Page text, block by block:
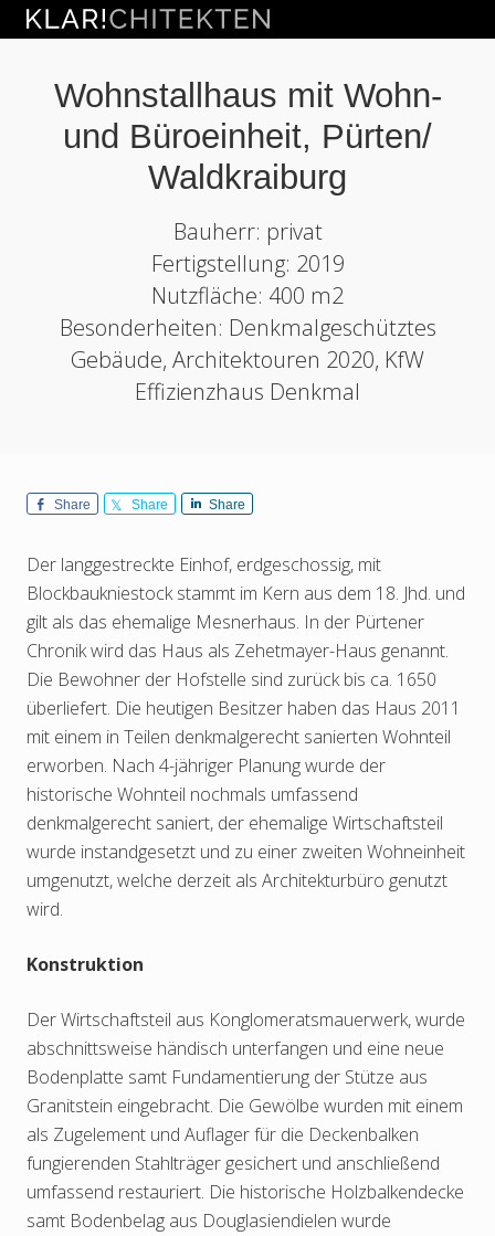
Menu
Skip
to
navigation
Skip
to
content
Zur
Hauptsidebar
Zur
Fußzeile
Kragler
Kollegen
Architekten
PartGmbB
Wohnstallhaus mit Wohn-
und Büroeinheit, Pürten/
Waldkraiburg
Bauherr: privat
Fertigstellung: 2019
Nutzfläche: 400 m2
Besonderheiten: Denkmalgeschütztes
Gebäude, Architektouren 2020, KfW
Effizienzhaus Denkmal
Share Share Share
Der langgestreckte Einhof, erdgeschossig, mit
Blockbaukniestock stammt im Kern aus dem 18. Jhd. und
gilt als das ehemalige Mesnerhaus. In der Pürtener
Chronik wird das Haus als Zehetmayer-Haus genannt.
Die Bewohner der Hofstelle sind zurück bis ca. 1650
überliefert. Die heutigen Besitzer haben das Haus 2011
mit einem in Teilen denkmalgerecht sanierten Wohnteil
erworben. Nach 4-jähriger Planung wurde der
historische Wohnteil nochmals umfassend
denkmalgerecht saniert, der ehemalige Wirtschaftsteil
wurde instandgesetzt und zu einer zweiten Wohneinheit
umgenutzt, welche derzeit als Architekturbüro genutzt
wird.
Konstruktion
Der Wirtschaftsteil aus Konglomeratsmauerwerk, wurde
abschnittsweise händisch unterfangen und eine neue
Bodenplatte samt Fundamentierung der Stütze aus
Granitstein eingebracht. Die Gewölbe wurden mit einem
als Zugelement und Auflager für die Deckenbalken
fungierenden Stahlträger gesichert und anschließend
umfassend restauriert. Die historische Holzbalkendecke
samt Bodenbelag aus Douglasiendielen wurde